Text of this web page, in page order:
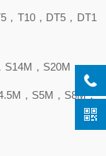
，T10，DT5，DT1
S14M，S20M
，S5M，S8M，